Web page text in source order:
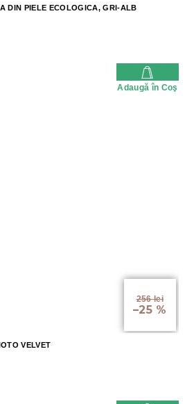
DIN PIELE ECOLOGICA, GRI-ALB
Adaugă în Coş
256 lei
–25 %
VELVET